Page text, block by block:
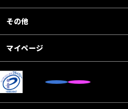
その他
マイページ